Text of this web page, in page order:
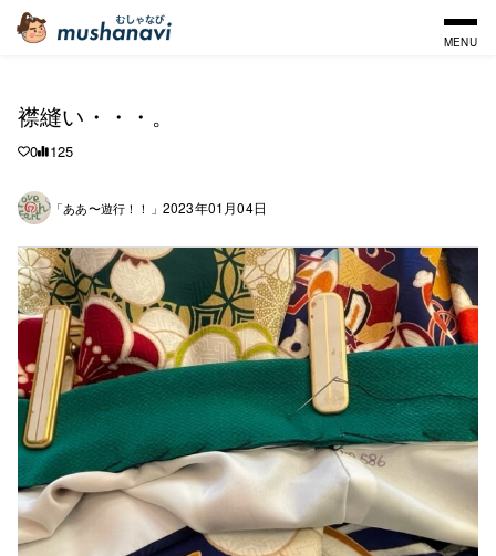
MENU
襟縫い・・・。
0 125
「ああ〜遊行！！」 2023年01月04日